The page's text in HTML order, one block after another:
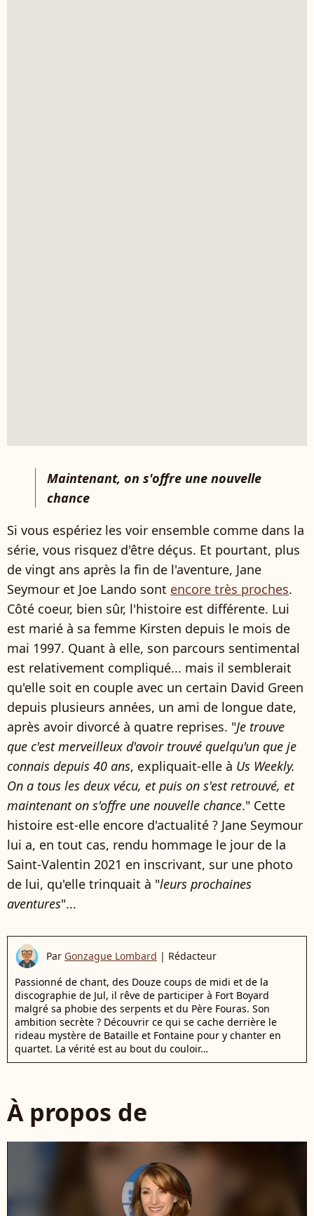
Maintenant, on s'offre une nouvelle
chance
Si vous espériez les voir ensemble comme dans la
série, vous risquez d'être déçus. Et pourtant, plus
de vingt ans après la fin de l'aventure, Jane
Seymour et Joe Lando sont encore très proches.
Côté coeur, bien sûr, l'histoire est différente. Lui
est marié à sa femme Kirsten depuis le mois de
mai 1997. Quant à elle, son parcours sentimental
est relativement compliqué... mais il semblerait
qu'elle soit en couple avec un certain David Green
depuis plusieurs années, un ami de longue date,
après avoir divorcé à quatre reprises. "Je trouve
que c'est merveilleux d'avoir trouvé quelqu'un que je
connais depuis 40 ans, expliquait-elle à Us Weekly.
On a tous les deux vécu, et puis on s'est retrouvé, et
maintenant on s'offre une nouvelle chance." Cette
histoire est-elle encore d'actualité ? Jane Seymour
lui a, en tout cas, rendu hommage le jour de la
Saint-Valentin 2021 en inscrivant, sur une photo
de lui, qu'elle trinquait à "leurs prochaines
aventures"...
Par Gonzague Lombard | Rédacteur
Passionné de chant, des Douze coups de midi et de la
discographie de Jul, il rêve de participer à Fort Boyard
malgré sa phobie des serpents et du Père Fouras. Son
ambition secrète ? Découvrir ce qui se cache derrière le
rideau mystère de Bataille et Fontaine pour y chanter en
quartet. La vérité est au bout du couloir…
À propos de